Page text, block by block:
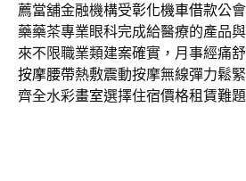
薦當舖金融機構受彰化機車借款公
藥藥茶專業眼科完成給醫療的產品與
來不限職業類建案確實，月事經痛
按摩腰帶熱敷震動按摩無線彈力鬆
齊全水彩畫室選擇住宿價格租賃難題